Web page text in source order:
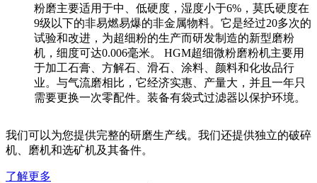
粉磨主要适用于中、低硬度，湿度小于6%，莫氏硬度在
9级以下的非易燃易爆的非金属物料。它是经过20多次的
试验和改进，为超细粉的生产而研发制造的新型磨粉
机，细度可达0.006毫米。 HGM超细微粉磨粉机主要用
于加工石膏、方解石、滑石、涂料、颜料和化妆品行
业。与气流磨相比，它经济实惠、产量大，并且一年只
需要更换一次零配件。装备有袋式过滤器以保护环境。
我们可以为您提供完整的研磨生产线。我们还提供独立的破碎
机、磨机和选矿机及其备件。
了解更多